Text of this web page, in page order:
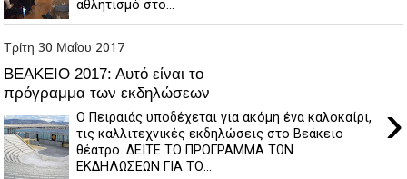
αθλητισμό στο...
Τρίτη 30 Μαΐου 2017
ΒΕΑΚΕΙΟ 2017: Αυτό είναι το
πρόγραμμα των εκδηλώσεων
›
Ο Πειραιάς υποδέχεται για ακόμη ένα καλοκαίρι,
τις καλλιτεχνικές εκδηλώσεις στο Βεάκειο
θέατρο. ΔΕΙΤΕ ΤΟ ΠΡΟΓΡΑΜΜΑ ΤΩΝ
ΕΚΔΗΛΩΣΕΩΝ ΓΙΑ ΤΟ...